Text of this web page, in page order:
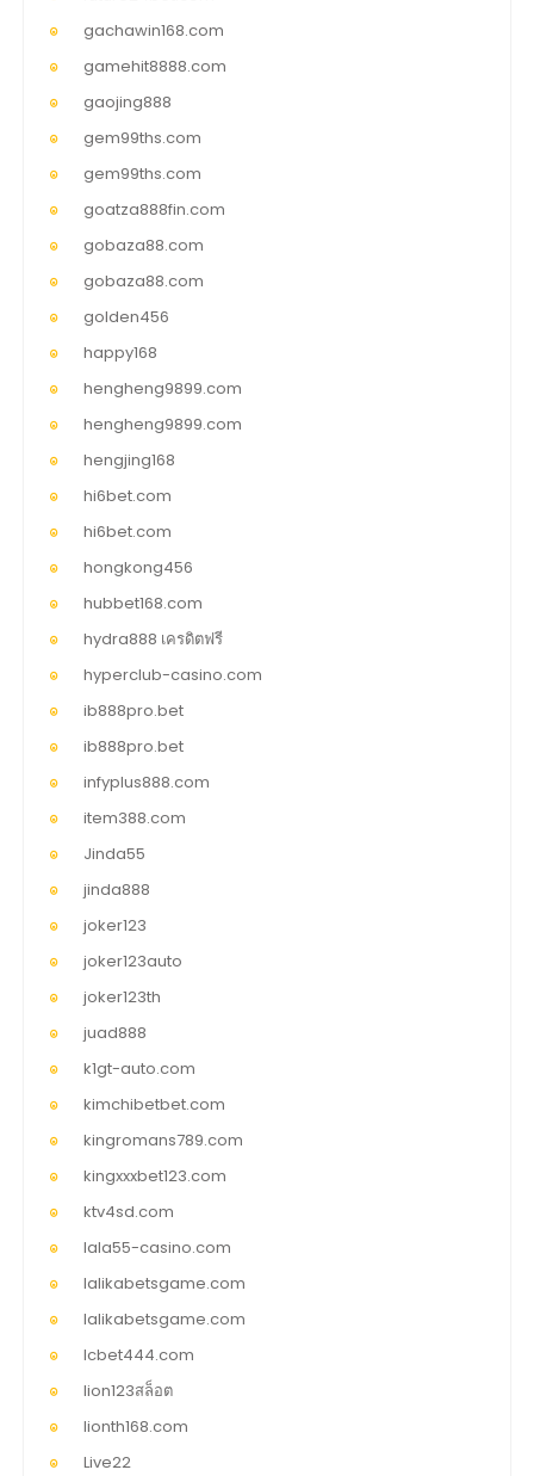
gachawin168.com
gamehit8888.com
gaojing888
gem99ths.com
gem99ths.com
goatza888fin.com
gobaza88.com
gobaza88.com
golden456
happy168
hengheng9899.com
hengheng9899.com
hengjing168
hi6bet.com
hi6bet.com
hongkong456
hubbet168.com
hydra888 เครดิตฟรี
hyperclub-casino.com
ib888pro.bet
ib888pro.bet
infyplus888.com
item388.com
Jinda55
jinda888
joker123
joker123auto
joker123th
juad888
k1gt-auto.com
kimchibetbet.com
kingromans789.com
kingxxxbet123.com
ktv4sd.com
lala55-casino.com
lalikabetsgame.com
lalikabetsgame.com
lcbet444.com
lion123สล็อต
lionth168.com
Live22